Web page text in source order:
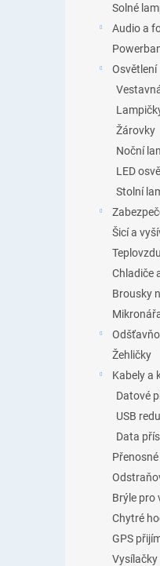
Solné
Audio a
Osvětlení
Žárovky
Noční
LED
Stolní
Šicí a
Chladiče
Brousky
Žehličky
Kabely a
Datové
USB
Data
Brýle pro
Chytré
GPS
Vysílačky